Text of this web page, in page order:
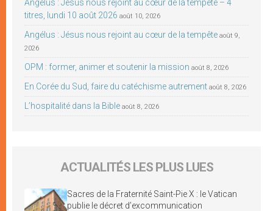
Angélus : Jésus nous rejoint au cœur de la tempête – 4
titres, lundi 10 août 2026 août 10, 2026
Angélus : Jésus nous rejoint au cœur de la tempête août 9,
2026
OPM : former, animer et soutenir la mission août 8, 2026
En Corée du Sud, faire du catéchisme autrement août 8, 2026
L’hospitalité dans la Bible août 8, 2026
ACTUALITÉS LES PLUS LUES
Sacres de la Fraternité Saint-Pie X : le Vatican
publie le décret d’excommunication